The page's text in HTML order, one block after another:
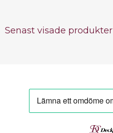
Senast visade produkter